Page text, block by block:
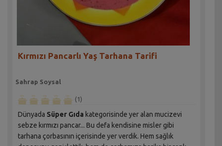
Kırmızı Pancarlı Yaş Tarhana Tarifi
Sahrap Soysal
(1)
Dünyada Süper Gıda kategorisinde yer alan mucizevi
sebze kırmızı pancar... Bu defa kendisine misler gibi
tarhana çorbasının içerisinde yer verdik. Hem sağlık